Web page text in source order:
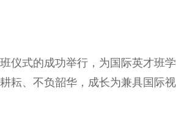
仪式的成功举行，为国际英才班
耘、不负韶华，成长为兼具国际